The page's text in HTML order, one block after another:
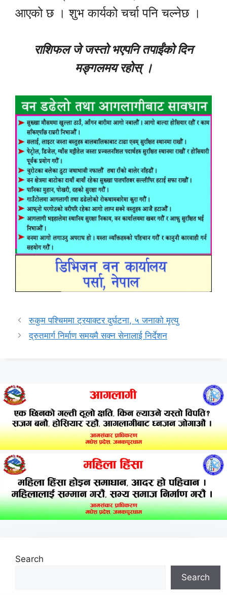
आएको छ । शुभ कार्यको चर्चा पनि चल्नेछ ।
राशिफल जे जस्तो भएपनि तपाईंको दिन
मङ्गलमय रहोस् ।
रुकुम पश्चिममा ट्रयाक्टर दुर्घटना, ५ जनाको मृत्यु
द्रुतमार्ग निर्माण समयमै सक्न सेनालाई निर्देशन
Search
Search